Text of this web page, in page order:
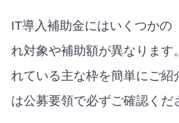
IT導入補助金にはいくつかの
れ対象や補助額が異なります
れている主な枠を簡単にご紹
は公募要領で必ずご確認くだ